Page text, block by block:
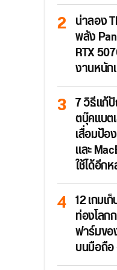
น่าลอง
พลัง
RTX
งานหนัก
7 วิธีแก้
ตบุ๊คแบต
เสื่อมป้อ
และ
ใช้ได้อีก
12 เกมเ
ท่องโลก
ฟาร์มข
บนมือถื